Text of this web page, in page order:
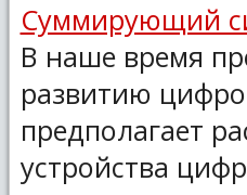
Суммирующий
В наше время
развитию
предполагает
устройства